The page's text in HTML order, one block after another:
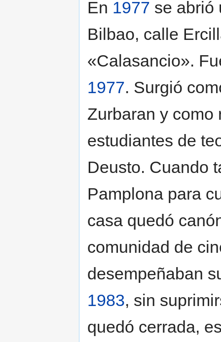
En 1977 se abrió
Bilbao, calle
«Calasancio».
1977. Surgió
Zurbaran y como
estudiantes de
Deusto. Cuando
Pamplona para
casa quedó
comunidad de
desempeñaban
1983, sin
quedó cerrada,